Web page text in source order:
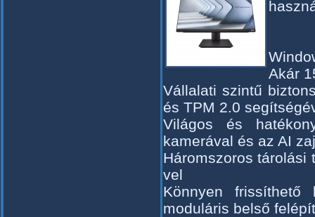
Akár
Vállalati szintű
és TPM 2.0
Világos és
kamerával és az AI
Háromszoros tárolási
vel
Könnyen frissíthető
moduláris belső